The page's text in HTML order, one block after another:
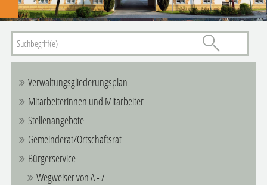
Verwaltungsgliederungsplan
Mitarbeiterinnen und Mitarbeiter
Stellenangebote
Gemeinderat/Ortschaftsrat
Bürgerservice
Wegweiser von A - Z